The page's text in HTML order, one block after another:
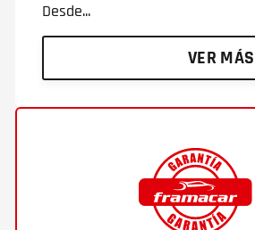
Desde...
VER MÁS